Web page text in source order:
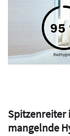
Spitzenreiter
mangelnde